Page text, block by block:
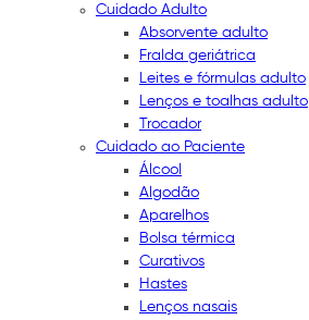
Cuidado Adulto
Absorvente adulto
Fralda geriátrica
Leites e fórmulas adulto
Lenços e toalhas adulto
Trocador
Cuidado ao Paciente
Álcool
Algodão
Aparelhos
Bolsa térmica
Curativos
Hastes
Lenços nasais